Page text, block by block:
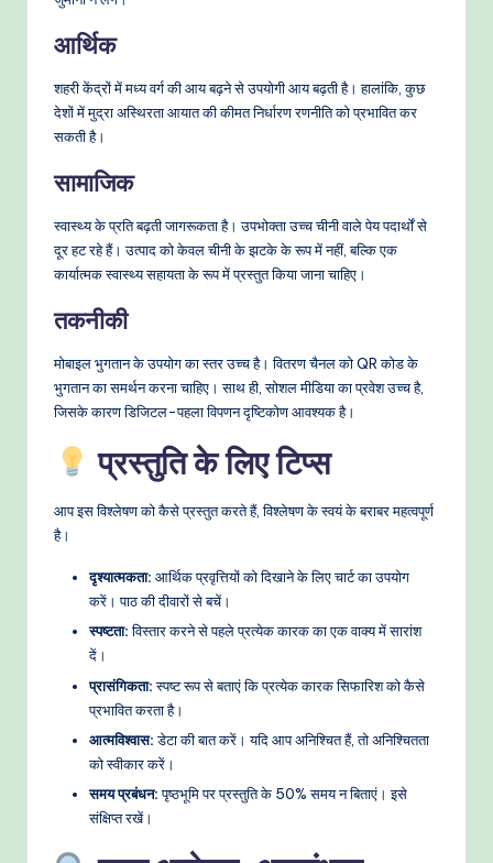
आर्थिक
शहरी केंद्रों में मध्य वर्ग की आय बढ़ने से उपयोगी आय बढ़ती है। हालांकि, कुछ
देशों में मुद्रा अस्थिरता आयात की कीमत निर्धारण रणनीति को प्रभावित कर
सकती है।
सामाजिक
स्वास्थ्य के प्रति बढ़ती जागरूकता है। उपभोक्ता उच्च चीनी वाले पेय पदार्थों से
दूर हट रहे हैं। उत्पाद को केवल चीनी के झटके के रूप में नहीं, बल्कि एक
कार्यात्मक स्वास्थ्य सहायता के रूप में प्रस्तुत किया जाना चाहिए।
तकनीकी
मोबाइल भुगतान के उपयोग का स्तर उच्च है। वितरण चैनल को QR कोड के
भुगतान का समर्थन करना चाहिए। साथ ही, सोशल मीडिया का प्रवेश उच्च है,
जिसके कारण डिजिटल-पहला विपणन दृष्टिकोण आवश्यक है।
प्रस्तुति के लिए टिप्स
आप इस विश्लेषण को कैसे प्रस्तुत करते हैं, विश्लेषण के स्वयं के बराबर महत्वपूर्ण
है।
दृश्यात्मकता: आर्थिक प्रवृत्तियों को दिखाने के लिए चार्ट का उपयोग
करें। पाठ की दीवारों से बचें।
स्पष्टता:विस्तार करने से पहले प्रत्येक कारक का एक वाक्य में सारांश
दें।
प्रासंगिकता:स्पष्ट रूप से बताएं कि प्रत्येक कारक सिफारिश को कैसे
प्रभावित करता है।
आत्मविश्वास:डेटा की बात करें। यदि आप अनिश्चित हैं, तो अनिश्चितता
को स्वीकार करें।
समय प्रबंधन:पृष्ठभूमि पर प्रस्तुति के 50% समय न बिताएं। इसे
संक्षिप्त रखें।